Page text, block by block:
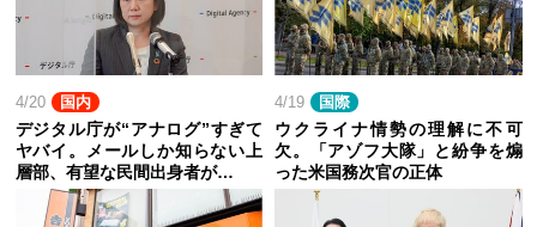
4/20 国内
デジタル庁が“アナログ”すぎて
ヤバイ。メールしか知らない上
層部、有望な民間出身者が…
4/19 国際
ウクライナ情勢の理解に不可
欠。「アゾフ大隊」と紛争を煽
った米国務次官の正体